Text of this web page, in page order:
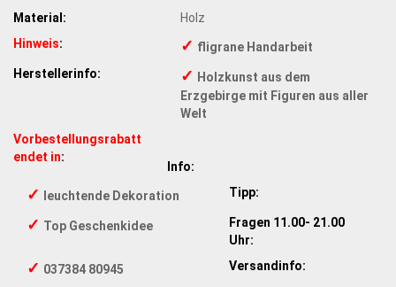
Material:
Holz
Hinweis: ✓ fligrane Handarbeit
Herstellerinfo:
✓ Holzkunst aus dem
Erzgebirge mit Figuren aus aller
Welt
Vorbestellungsrabatt
endet in:
Info:
✓ leuchtende Dekoration Tipp:
✓ Top Geschenkidee
Fragen 11.00- 21.00
Uhr:
✓ 037384 80945 Versandinfo: